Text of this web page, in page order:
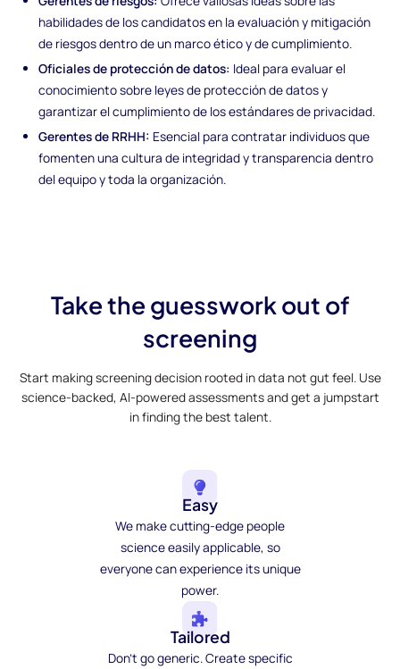
habilidades de los candidatos en la evaluación y mitigación
de riesgos dentro de un marco ético y de cumplimiento.
Oficiales de protección de datos: Ideal para evaluar el
conocimiento sobre leyes de protección de datos y
garantizar el cumplimiento de los estándares de privacidad.
Gerentes de RRHH: Esencial para contratar individuos que
fomenten una cultura de integridad y transparencia dentro
del equipo y toda la organización.
Take the guesswork out of
screening
Start making screening decision rooted in data not gut feel. Use
science-backed, AI-powered assessments and get a jumpstart
in finding the best talent.
Easy
We make cutting-edge people
science easily applicable, so
everyone can experience its unique
power.
Tailored
Don't go generic. Create specific